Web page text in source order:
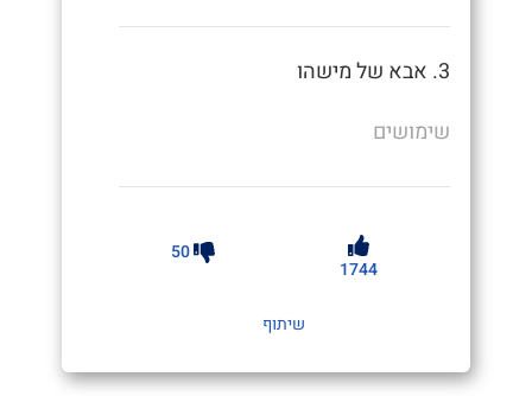
3. אבא של מישהו
שימושים
1744
50
שיתוף